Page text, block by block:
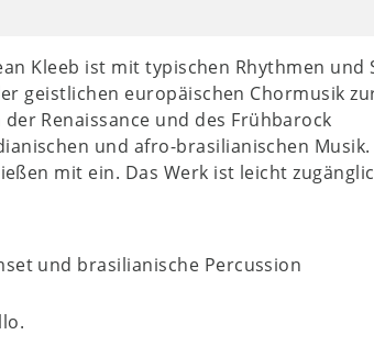
Kleeb ist mit typischen Rhythmen und
geistlichen europäischen Chormusik
Renaissance und des Frühbarock
und afro-brasilianischen Musik.
mit ein. Das Werk ist leicht
und brasilianische Percussion